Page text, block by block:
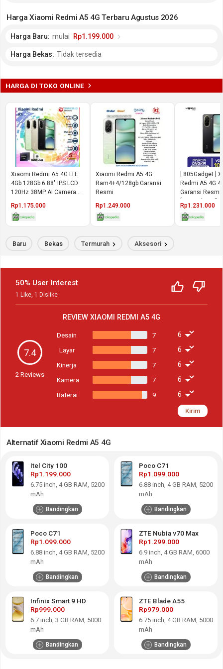
Harga Xiaomi Redmi A5 4G Terbaru Agustus 2026
Harga Baru: mulai Rp1.199.000
Harga Bekas: Tidak tersedia
HARGA DI TOKO ONLINE
Xiaomi Redmi A5 4G LTE
4Gb 128Gb 6.88" IPS LCD
120Hz 38MP AI Camera
Rp1.175.000
Xiaomi Redmi A5 4G
Ram4+4/128gb Garansi
Resmi
Rp1.249.000
[ 805Gadget ]
Redmi A5 4G
Garansi Resmi
[Digitech
Rp1.231.000
Baru Bekas Termurah Aksesori
50% User Interest
1 Like 1 Dislike
REVIEW XIAOMI REDMI A5 4G
7.4
2 Reviews
Desain
7
Layar
7
Kinerja
7
Kamera
7
Baterai
9
Kirim
Alternatif Xiaomi Redmi A5 4G
Itel City 100
Rp1.199.000
6.75 inch, 4 GB RAM 5200
mAh
Bandingkan
Poco C71
Rp1.099.000
6.88 inch, 4 GB RAM 5200
mAh
Bandingkan
Poco C71
Rp1.099.000
6.88 inch, 4 GB RAM 5200
mAh
Bandingkan
ZTE Nubia v70 Max
Rp1.299.000
6.9 inch, 4 GB RAM 6000
mAh
Bandingkan
Infinix Smart 9 HD
Rp999.000
6.7 inch, 3 GB RAM 5000
mAh
Bandingkan
ZTE Blade A55
Rp979.000
6.75 inch, 4 GB RAM 5000
mAh
Bandingkan